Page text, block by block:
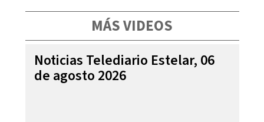
MÁS VIDEOS
Noticias Telediario Estelar, 06
de agosto 2026